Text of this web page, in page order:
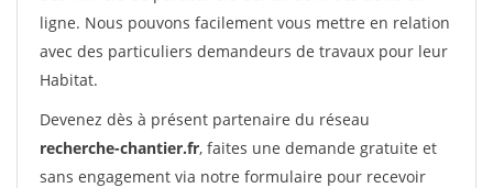
ligne. Nous pouvons facilement vous mettre en relation
avec des particuliers demandeurs de travaux pour leur
Habitat.
Devenez dès à présent partenaire du réseau
recherche-chantier.fr, faites une demande gratuite et
sans engagement via notre formulaire pour recevoir